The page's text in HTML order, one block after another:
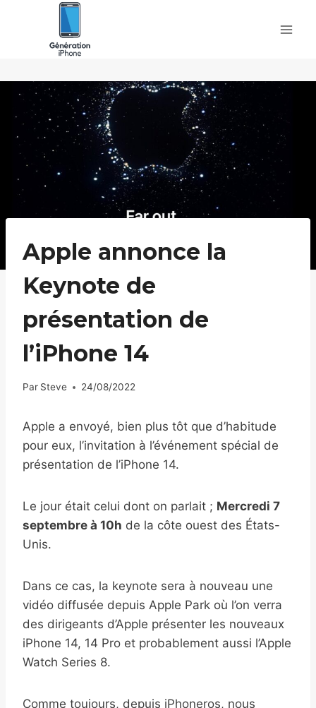
Apple annonce la
Keynote de
présentation de
l’iPhone 14
Par Steve 24/08/2022
Apple a envoyé, bien plus tôt que d’habitude
pour eux, l’invitation à l’événement spécial de
présentation de l’iPhone 14.
Le jour était celui dont on parlait ; Mercredi 7
septembre à 10h de la côte ouest des États-
Unis.
Dans ce cas, la keynote sera à nouveau une
vidéo diffusée depuis Apple Park où l’on verra
des dirigeants d’Apple présenter les nouveaux
iPhone 14, 14 Pro et probablement aussi l’Apple
Watch Series 8.
Comme toujours, depuis iPhoneros, nous